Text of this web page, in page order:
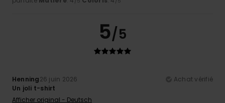
5/5
Henning26 juin 2026
Achat vérifié
Un joli t-shirt
Afficher original - Deutsch